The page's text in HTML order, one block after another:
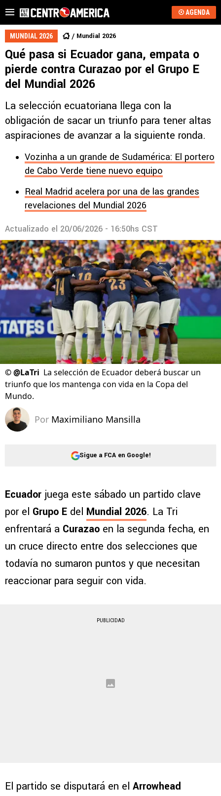
AGENDA
MUNDIAL 2026 Mundial 2026
Qué pasa si Ecuador gana, empata o
pierde contra Curazao por el Grupo E
del Mundial 2026
La selección ecuatoriana llega con la
obligación de sacar un triunfo para tener altas
aspiraciones de avanzar a la siguiente ronda.
Vozinha a un grande de Sudamérica: El portero
de Cabo Verde tiene nuevo equipo
Real Madrid acelera por una de las grandes
revelaciones del Mundial 2026
Actualizado el 20/06/2026 - 16:50hs CST
©@LaTri La selección de Ecuador deberá buscar un
triunfo que los mantenga con vida en la Copa del
Mundo.
Por Maximiliano Mansilla
Sigue a FCA en Google!
Ecuador juega este sábado un partido clave
por el Grupo E del Mundial 2026. La Tri
enfrentará a Curazao en la segunda fecha, en
un cruce directo entre dos selecciones que
todavía no sumaron puntos y que necesitan
reaccionar para seguir con vida.
PUBLICIDAD
El partido se disputará en el Arrowhead